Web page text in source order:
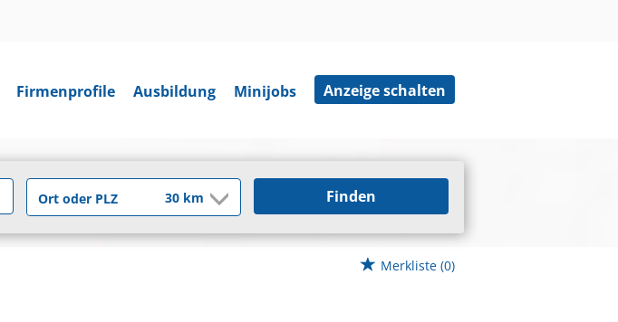
Firmenprofile Ausbildung Minijobs Anzeige schalten
Finden
Merkliste (0)